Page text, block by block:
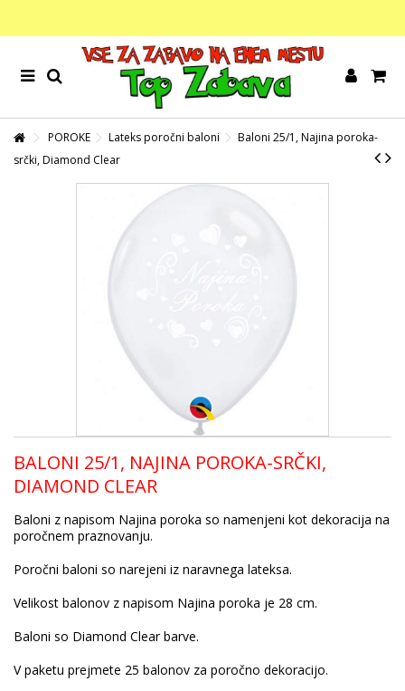
POROKE Lateks poročni baloni
Baloni 25/1, Najina poroka-
srčki, Diamond Clear
BALONI 25/1, NAJINA POROKA-SRČKI,
DIAMOND CLEAR
Baloni z napisom Najina poroka so namenjeni kot dekoracija na
poročnem praznovanju.
Poročni baloni so narejeni iz naravnega lateksa.
Velikost balonov z napisom Najina poroka je 28 cm.
Baloni so Diamond Clear barve.
V paketu prejmete 25 balonov za poročno dekoracijo.